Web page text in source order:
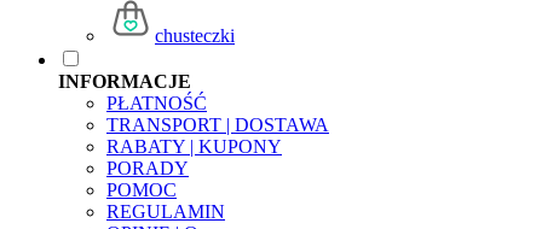
chusteczki
INFORMACJE
PŁATNOŚĆ
TRANSPORT | DOSTAWA
RABATY | KUPONY
PORADY
POMOC
REGULAMIN